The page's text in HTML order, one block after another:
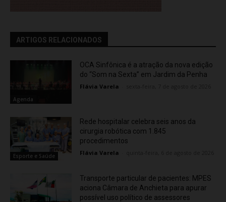
ARTIGOS RELACIONADOS
Agenda
OCA Sinfônica é a atração da nova edição
do “Som na Sexta” em Jardim da Penha
Flávia Varela
Esporte e Saúde
Rede hospitalar celebra seis anos da
cirurgia robótica com 1.845
procedimentos
Flávia Varela
Transporte particular de pacientes: MPES
aciona Câmara de Anchieta para apurar
possível uso político de assessores